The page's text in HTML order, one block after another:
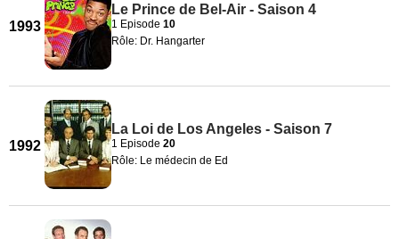
1993
Le Prince de Bel-Air - Saison 4
1 Episode 10
Rôle: Dr. Hangarter
1992
La Loi de Los Angeles - Saison 7
1 Episode 20
Rôle: Le médecin de Ed